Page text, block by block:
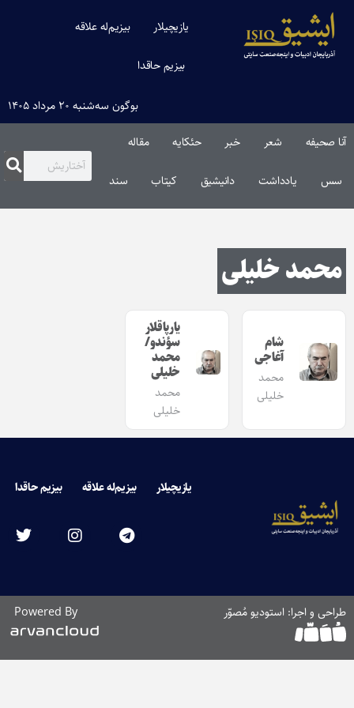
یازیچیلار بیزیم‌له علاقه
بیزیم حاقدا
بوگون سه‌شنبه ۲۰ مرداد ۱۴۰۵
آنا صحیفه شعر خبر حئکایه مقاله‌
سس یادداشت دانیشیق کیتاب سند
محمد خلیلی
شام
آغاجی
محمد
خلیلی
یارپاقلار
سؤندو/
محمد
خلیلی
محمد
خلیلی
یازیچیلار بیزیم‌له علاقه بیزیم حاقدا
طراحی و اجرا: استودیو مُصوّر Powered By